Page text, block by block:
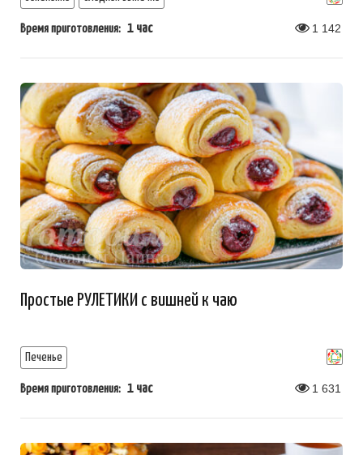
Время приготовления: 1 час 1 142
Простые РУЛЕТИКИ с вишней к чаю
Печенье
Время приготовления: 1 час 1 631